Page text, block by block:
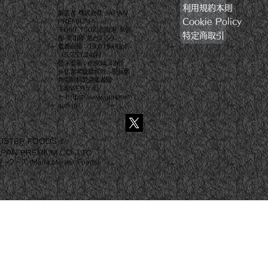
製造者 株式会社 JAPAN
PREMIUM
〒069-1507 北海道 夕張
郡 栗山町 旭台1-59
敷地面積：19,019.00㎡
（5,753.24坪）
延床面積：6,804.42㎡
※化製場設置許可、愛玩動
物用飼料製造業者届
工場WEBサイ
トhttps://www.jpnprem
ium.jp/
利用規約本則
Cookie Policy
特定商取引
FOODS ®
PREMIUM CO.,LTD
ーフーズ (Miura Meister Foods)